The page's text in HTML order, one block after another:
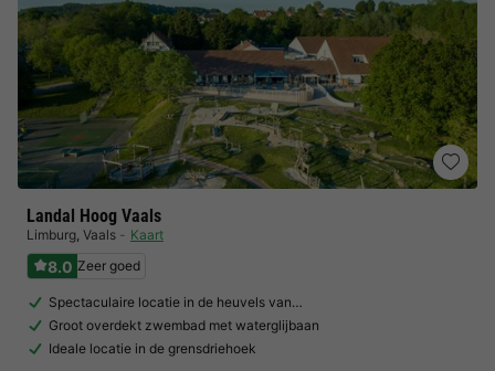
Landal Hoog Vaals
Limburg, Vaals Kaart
8.0 Zeer goed
Spectaculaire locatie in de heuvels van…
Groot overdekt zwembad met waterglijbaan
Ideale locatie in de grensdriehoek